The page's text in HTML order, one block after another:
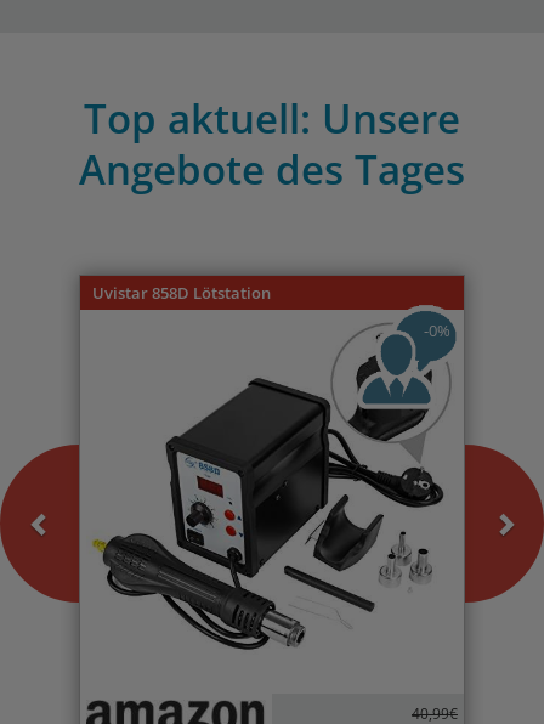
Top aktuell: Unsere
Angebote des Tages
Uvistar 858D Lötstation
-0%
40,99€